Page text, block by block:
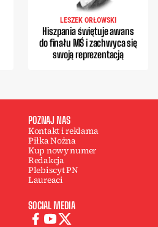
LESZEK ORŁOWSKI
Hiszpania świętuje awans
do finału MŚ i zachwyca się
swoją reprezentacją
POZNAJ NAS
Kontakt i reklama
Piłka Nożna
Kup nowy numer
Redakcja
Plebiscyt PN
Laureaci
SOCIAL MEDIA